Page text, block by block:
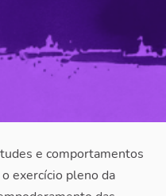
e comportamentos
exercício pleno da